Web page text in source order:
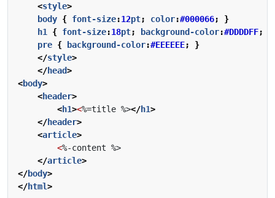
<style>
body { font-size:12pt; color:#000066;
}
h1
{ font-size:18pt; background-color:#DDDDFF;
pre { background-color:#EEEEEE;
}
</style>
</head>
<body>
<header>
<h1><%=title %></h1>
</header>
<article>
<
</article>
</body>
</html>